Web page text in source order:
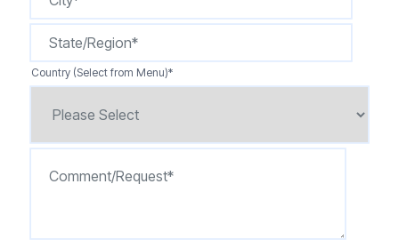
Country (Select from Menu)*